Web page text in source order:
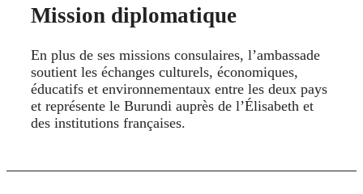
Mission diplomatique
En plus de ses missions consulaires, l’ambassade
soutient les échanges culturels, économiques,
éducatifs et environnementaux entre les deux pays
et représente le Burundi auprès de l’Élisabeth et
des institutions françaises.